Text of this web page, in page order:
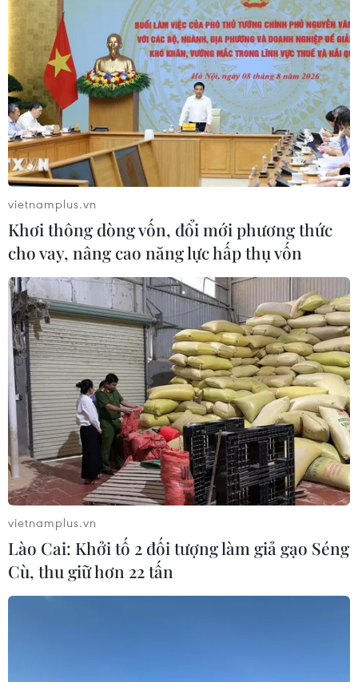
vietnamplus.vn
Khơi thông dòng vốn, đổi mới phương thức
cho vay, nâng cao năng lực hấp thụ vốn
vietnamplus.vn
Lào Cai: Khởi tố 2 đối tượng làm giả gạo Séng
Cù, thu giữ hơn 22 tấn